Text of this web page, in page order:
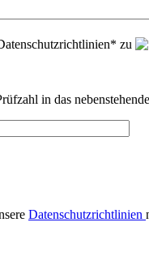
zu
in das
Datenschutzrichtlinien